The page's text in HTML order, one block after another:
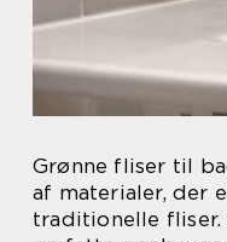
Grønne fliser til
af materialer, der
traditionelle fliser.